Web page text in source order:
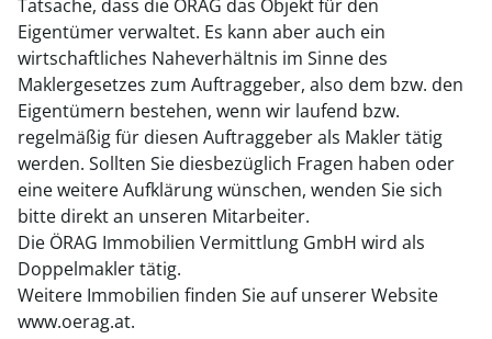
Tatsache, dass die ÖRAG das Objekt für den
Eigentümer verwaltet. Es kann aber auch ein
wirtschaftliches Naheverhältnis im Sinne des
Maklergesetzes zum Auftraggeber, also dem bzw. den
Eigentümern bestehen, wenn wir laufend bzw.
regelmäßig für diesen Auftraggeber als Makler tätig
werden. Sollten Sie diesbezüglich Fragen haben oder
eine weitere Aufklärung wünschen, wenden Sie sich
bitte direkt an unseren Mitarbeiter.
Die ÖRAG Immobilien Vermittlung GmbH wird als
Doppelmakler tätig.
Weitere Immobilien finden Sie auf unserer Website
www.oerag.at.